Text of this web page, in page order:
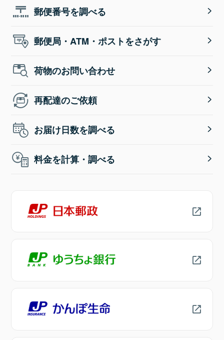
郵便番号を調べる
郵便局・ATM・ポストをさがす
荷物のお問い合わせ
再配達のご依頼
お届け日数を調べる
料金を計算・調べる